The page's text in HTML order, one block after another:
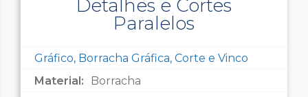
Detalhes e Cortes
Paralelos
Gráfico, Borracha Gráfica, Corte e Vinco
Material:
Borracha